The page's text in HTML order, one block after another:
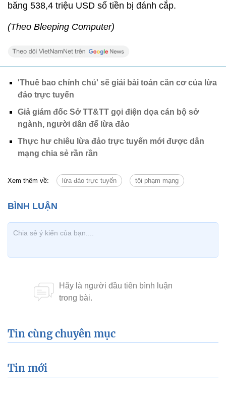
băng 538,4 triệu USD số tiền bị đánh cắp.
(Theo Bleeping Computer)
'Thuê bao chính chủ' sẽ giải bài toán căn cơ của lừa
đảo trực tuyến
Giả giám đốc Sở TT&TT gọi điện dọa cán bộ sở
ngành, người dân để lừa đảo
Thực hư chiêu lừa đảo trực tuyến mới được dân
mạng chia sẻ rần rần
Xem thêm về: lừa đảo trực tuyến tội phạm mạng
Tin cùng chuyên mục
Tin mới